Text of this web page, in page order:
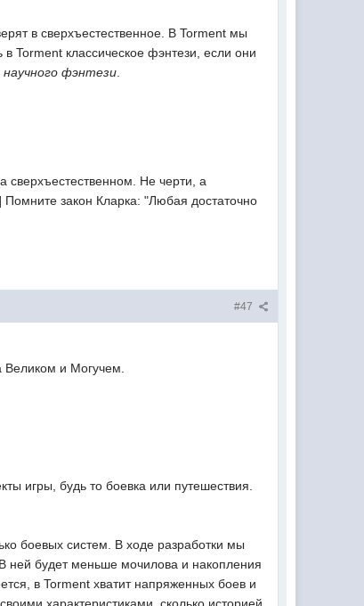
в сверхъестественное. В Torment мы
Torment классическое фэнтези, если они
научного фэнтези.
сверхъестественном. Не черти, а
закон Кларка: "Любая достаточно
#47
Великом и Могучем.
игры, будь то боевка или путешествия.
боевых систем. В ходе разработки мы
ней будет меньше мочилова и накопления
в Torment хватит напряженных боев и